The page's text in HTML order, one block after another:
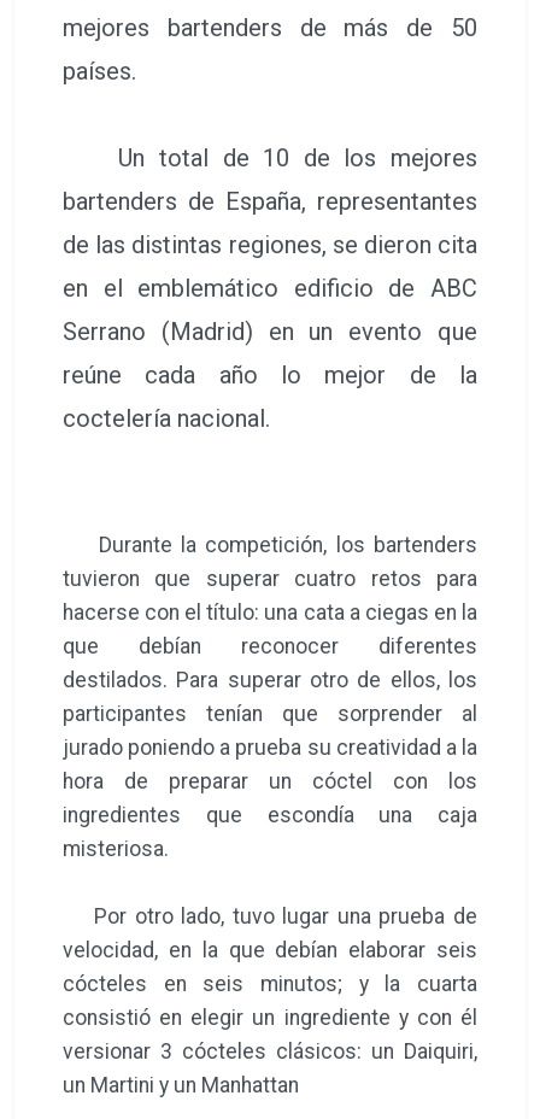
mejores bartenders de más de 50
países.
Un total de 10 de los mejores
bartenders de España, representantes
de las distintas regiones, se dieron cita
en el emblemático edificio de ABC
Serrano (Madrid) en un evento que
reúne cada año lo mejor de la
coctelería nacional.
Durante la competición, los bartenders
tuvieron que superar cuatro retos para
hacerse con el título: una cata a ciegas en la
que debían reconocer diferentes
destilados. Para superar otro de ellos, los
participantes tenían que sorprender al
jurado poniendo a prueba su creatividad a la
hora de preparar un cóctel con los
ingredientes que escondía una caja
misteriosa.
Por otro lado, tuvo lugar una prueba de
velocidad, en la que debían elaborar seis
cócteles en seis minutos; y la cuarta
consistió en elegir un ingrediente y con él
versionar 3 cócteles clásicos: un Daiquiri,
un Martini y un Manhattan